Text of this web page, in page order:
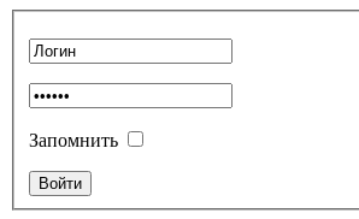
Запомнить